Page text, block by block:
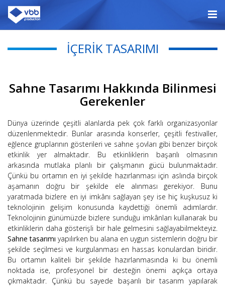
İÇERIK TASARIMI
Sahne Tasarımı Hakkında Bilinmesi
Gerekenler
Dünya üzerinde çeşitli alanlarda pek çok farklı organizasyonlar
düzenlenmektedir. Bunlar arasında konserler, çeşitli festivaller,
eğlence gruplarının gösterileri ve sahne şovları gibi benzer birçok
etkinlik yer almaktadır. Bu etkinliklerin başarılı olmasının
arkasında mutlaka planlı bir çalışmanın gücü bulunmaktadır.
Çünkü bu ortamın en iyi şekilde hazırlanması için aslında birçok
aşamanın doğru bir şekilde ele alınması gerekiyor. Bunu
yaratmada bizlere en iyi imkânı sağlayan şey ise hiç kuşkusuz ki
teknolojinin gelişim konusunda kaydettiği önemli adımlardır.
Teknolojinin günümüzde bizlere sunduğu imkânları kullanarak bu
etkinliklerin daha gösterişli bir hale gelmesini sağlayabilmekteyiz.
Sahne tasarımı yapılırken bu alana en uygun sistemlerin doğru bir
şekilde seçilmesi ve kurgulanması en hassas konulardan biridir.
Bu ortamın kaliteli bir şekilde hazırlanmasında ki bu önemli
noktada ise, profesyonel bir desteğin önemi açıkça ortaya
çıkmaktadır. Çünkü bu sayede başarılı bir tasarım yapılarak